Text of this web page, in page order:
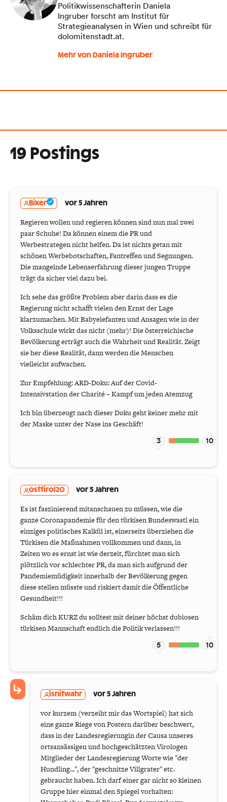
Politikwissenschafterin Daniela
Ingruber forscht am Institut für
Strategieanalysen in Wien und schreibt für
dolomitenstadt.at.
Mehr von Daniela Ingruber
19 Postings
Biker vor 5 Jahren
Regieren wollen und regieren können sind nun mal zwei
paar Schuhe! Da können einem die PR und
Werbestrategen nicht helfen. Da ist nichts getan mit
schönen Werbebotschaften, Fantreffen und Segnungen.
Die mangelnde Lebenserfahrung dieser jungen Truppe
trägt da sicher viel dazu bei.
Ich sehe das größte Problem aber darin dass es die
Regierung nicht schafft vielen den Ernst der Lage
klarzumachen. Mit Babyelefanten und Ansagen wie in der
Volksschule wirkt das nicht (mehr)! Die österreichische
Bevölkerung erträgt auch die Wahrheit und Realität. Zeigt
sie her diese Realität, dann werden die Menschen
vielleicht aufwachen.
Zur Empfehlung: ARD-Doku: Auf der Covid-
Intensivstation der Charité – Kampf um jeden Atemzug
Ich bin überzeugt nach dieser Doku geht keiner mehr mit
der Maske unter der Nase ins Geschäft!
3 10
osttirol20 vor 5 Jahren
Es ist faszinierend mitanschauen zu müssen, wie die
ganze Coronapandemie für den türkisen Bundeswastl ein
einziges politisches Kalkül ist, einerseits überziehen die
Türkisen die Maßnahmen vollkommen und dann, in
Zeiten wo es ernst ist wie derzeit, fürchtet man sich
plötzlich vor schlechter PR, da man sich aufgrund der
Pandemiemüdigkeit innerhalb der Bevölkerung gegen
diese stellen müsste und riskiert damit die Öffentliche
Gesundheit!!!
Schäm dich KURZ du solltest mit deiner höchst dubiosen
türkisen Mannschaft endlich die Politik verlassen!!!
5 10
isnitwahr vor 5 Jahren
vor kurzem (verzeiht mir das Wortspiel) hat sich
eine ganze Riege von Postern darüber beschwert,
dass in der Landesregierungin der Causa unseres
ortsansässigen und hochgeschätzten Virologen
Mitglieder der Landesregierung Worte wie "der
Hundling...", der "geschnitze Villgrater" etc.
gebraucht haben. Ich darf einer gar nicht so kleinen
Gruppe hier einmal den Spiegel vorhalten: